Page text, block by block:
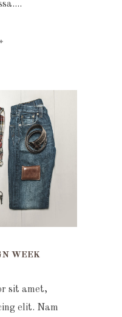
WEEK
sit amet,
elit. Nam